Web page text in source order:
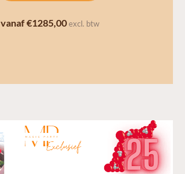
vanaf €1285,00excl. btw